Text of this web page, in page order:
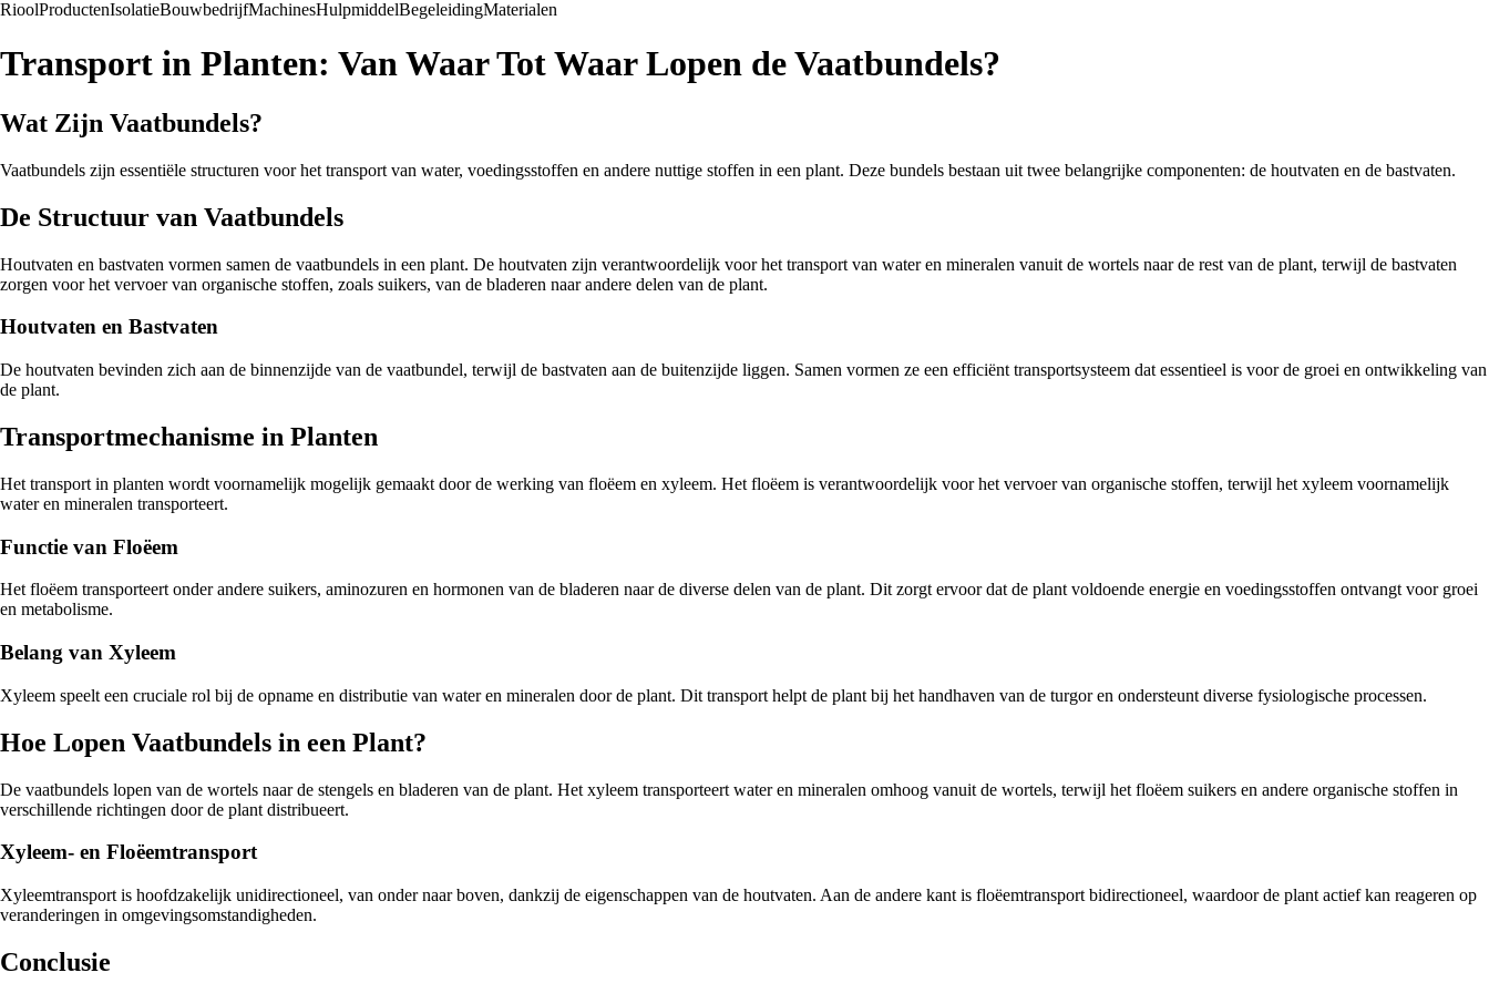
RioolProductenIsolatieBouwbedrijfMachinesHulpmiddelBegeleidingMaterialen
Transport in Planten: Van Waar Tot Waar Lopen de Vaatbundels?
Wat Zijn Vaatbundels?
Vaatbundels zijn essentiële structuren voor het transport van water, voedingsstoffen en andere nuttige stoffen in een plant. Deze bundels bestaan uit twee belangrijke componenten: de houtvaten en de bastvaten.
De Structuur van Vaatbundels
Houtvaten en bastvaten vormen samen de vaatbundels in een plant. De houtvaten zijn verantwoordelijk voor het transport van water en mineralen vanuit de wortels naar de rest van de plant, terwijl de bastvaten
zorgen voor het vervoer van organische stoffen, zoals suikers, van de bladeren naar andere delen van de plant.
Houtvaten en Bastvaten
De houtvaten bevinden zich aan de binnenzijde van de vaatbundel, terwijl de bastvaten aan de buitenzijde liggen. Samen vormen ze een efficiënt transportsysteem dat essentieel is voor de groei en ontwikkeling van
de plant.
Transportmechanisme in Planten
Het transport in planten wordt voornamelijk mogelijk gemaakt door de werking van floëem en xyleem. Het floëem is verantwoordelijk voor het vervoer van organische stoffen, terwijl het xyleem voornamelijk
water en mineralen transporteert.
Functie van Floëem
Het floëem transporteert onder andere suikers, aminozuren en hormonen van de bladeren naar de diverse delen van de plant. Dit zorgt ervoor dat de plant voldoende energie en voedingsstoffen ontvangt voor groei
en metabolisme.
Belang van Xyleem
Xyleem speelt een cruciale rol bij de opname en distributie van water en mineralen door de plant. Dit transport helpt de plant bij het handhaven van de turgor en ondersteunt diverse fysiologische processen.
Hoe Lopen Vaatbundels in een Plant?
De vaatbundels lopen van de wortels naar de stengels en bladeren van de plant. Het xyleem transporteert water en mineralen omhoog vanuit de wortels, terwijl het floëem suikers en andere organische stoffen in
verschillende richtingen door de plant distribueert.
Xyleem- en Floëemtransport
Xyleemtransport is hoofdzakelijk unidirectioneel, van onder naar boven, dankzij de eigenschappen van de houtvaten. Aan de andere kant is floëemtransport bidirectioneel, waardoor de plant actief kan reageren op
veranderingen in omgevingsomstandigheden.
Conclusie